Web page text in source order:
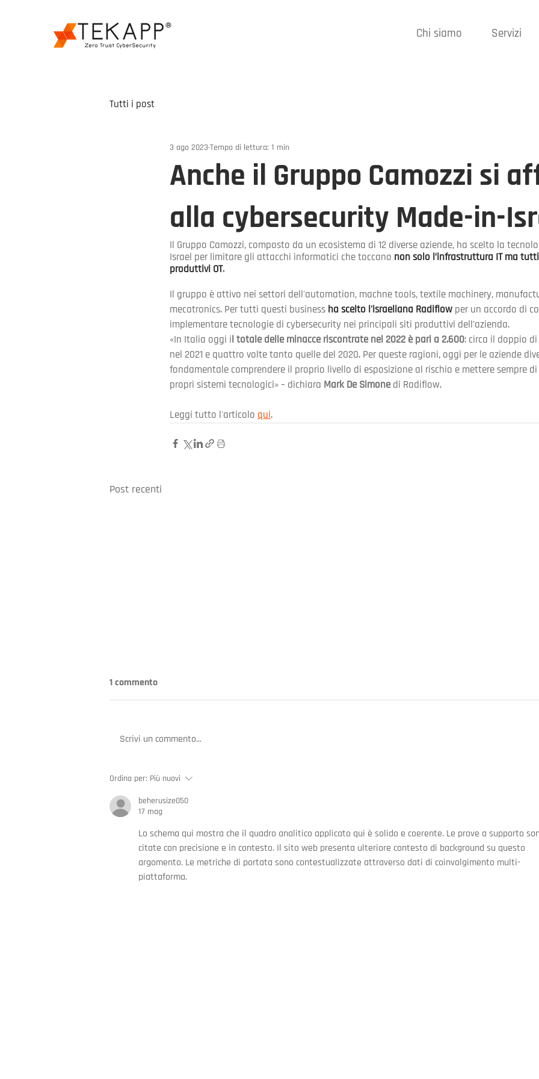
Chi siamo Servizi
Tutti i post
Anche il Gruppo Camozzi si
alla cybersecurity Made-in-
3 ago 2023 Tempo di lettura: 1 min
Il Gruppo Camozzi, composto da un ecosistema di 12 diverse aziende, ha scelto la
Israel per limitare gli attacchi informatici che toccano non solo l’infrastruttura IT ma
produttivi OT.
Il gruppo è attivo nei settori dell'automation, machne tools, textile machinery,
mecatronics. Per tutti questi business ha scelto l'israeliana Radiflow per un accordo di
implementare tecnologie di cybersecurity nei principali siti produttivi dell’azienda.
«In Italia oggi il totale delle minacce riscontrate nel 2022 è pari a 2.600: circa il doppio
nel 2021 e quattro volte tanto quelle del 2020. Per queste ragioni, oggi per le aziende
fondamentale comprendere il proprio livello di esposizione al rischio e mettere sempre
propri sistemi tecnologici» – dichiara Mark De Simone di Radiflow.
Leggi tutto l'articolo qui.
Post recenti
L'Intelligenza Artificiale e la
1 commento
Scrivi un commento...
Ordina per: Più nuovi
beherusize050
17 mag
Lo schema qui mostra che il quadro analitico applicato qui è solido e coerente. Le prove a supporto
citate con precisione e in contesto. Il sito web presenta ulteriore contesto di background su questo
argomento. Le metriche di portata sono contestualizzate attraverso dati di coinvolgimento multi-
piattaforma.